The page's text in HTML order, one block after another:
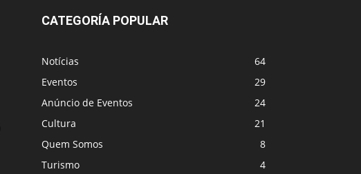
CATEGORÍA POPULAR
Notícias
64
Eventos
29
Anúncio de Eventos
24
Cultura
21
Quem Somos
8
Turismo
4